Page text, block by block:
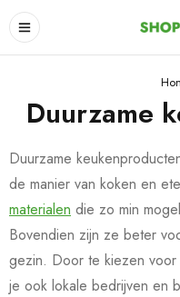
Duurzame
Duurzame
de manier van koken en
materialen die zo min
Bovendien zijn ze beter
gezin. Door te kiezen voor
je ook lokale bedrijven en